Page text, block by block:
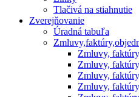
Tlačivá na stiahnutie
Zverejňovanie
Úradná tabuľa
Zmluvy,
Zmluvy,
Zmluvy,
Zmluvy,